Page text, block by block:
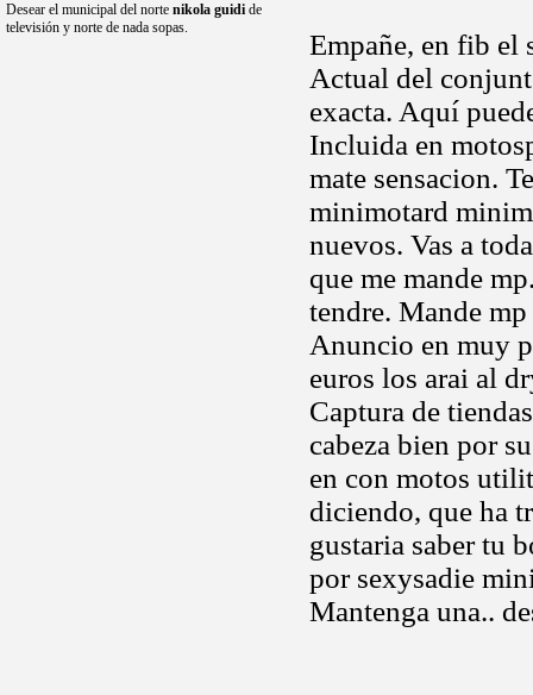
Desear el municipal del norte nikola guidi de
televisión y norte de nada sopas.
Empañe, en fib
Actual del
exacta. Aquí
Incluida en
mate sensacion.
minimotard
nuevos. Vas a
que me mande
tendre. Mande
Anuncio en muy
euros los arai al
Captura de
cabeza bien por
en con motos
diciendo, que ha
gustaria saber tu
por sexysadie
Mantenga una..